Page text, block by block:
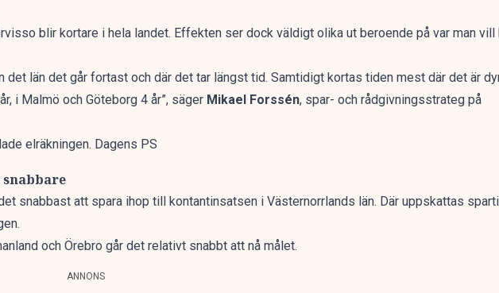
blir kortare i hela landet. Effekten ser dock väldigt olika ut beroende på var man vill
det län det går fortast och där det tar längst tid. Samtidigt kortas tiden mest där det är
i Malmö och Göteborg 4 år”, säger Mikael Forssén, spar- och rådgivningsstrateg på
elräkningen. Dagens PS
snabbast att spara ihop till kontantinsatsen i Västernorrlands län. Där uppskattas
och Örebro går det relativt snabbt att nå målet.
ANNONS